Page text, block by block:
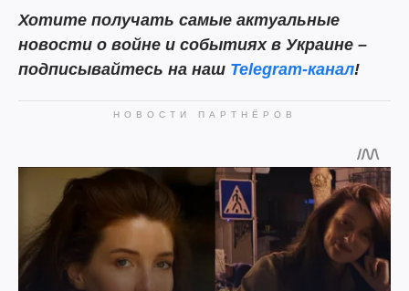
Хотите получать самые актуальные
новости о войне и событиях в Украине –
подписывайтесь на наш Telegram-канал!